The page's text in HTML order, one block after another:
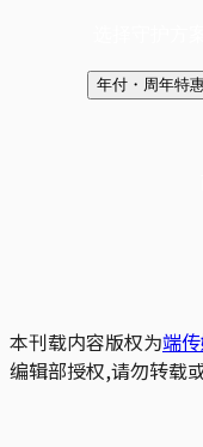
年付・周年特
本刊载内容版权为端
编辑部授权,请勿转载